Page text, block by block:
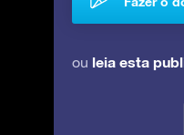
ou leia esta